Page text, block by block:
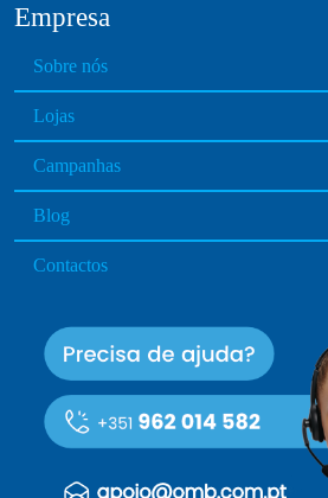
Empresa
Sobre nós
Lojas
Campanhas
Blog
Contactos